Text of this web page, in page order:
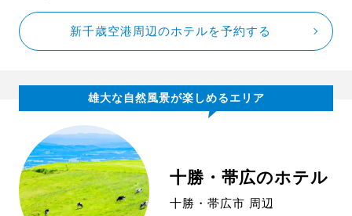
新千歳空港周辺のホテルを予約する
雄大な自然風景が楽しめるエリア
十勝・帯広のホテル
十勝・帯広市 周辺